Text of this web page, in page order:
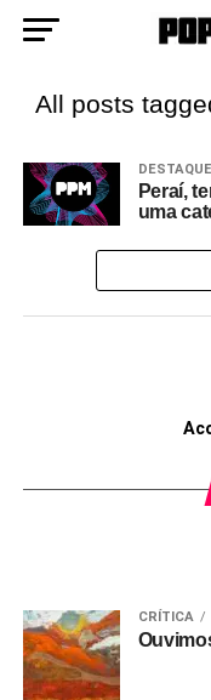
All posts
DESTAQUE
Peraí,
uma
CRÍTICA